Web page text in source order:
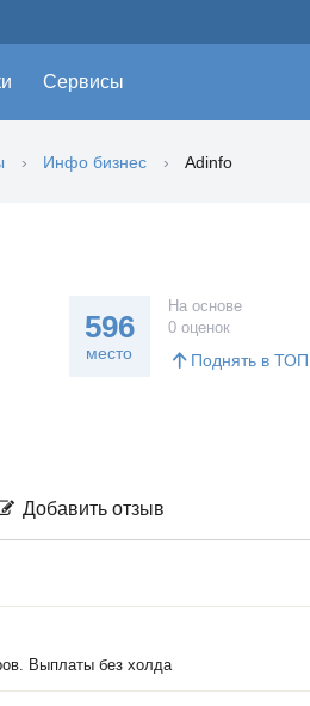
Сервисы
Инфо бизнес Adinfo
596
место
На основе
0 оценок
Поднять в ТОП
Добавить отзыв
Выплаты без холда